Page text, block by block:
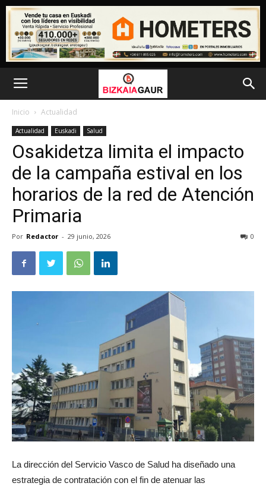
Inicio Actualidad
Actualidad Euskadi Salud
Osakidetza limita el impacto
de la campaña estival en los
horarios de la red de Atención
Primaria
Por Redactor - 29 junio, 2026 0
La dirección del Servicio Vasco de Salud ha diseñado una
estrategia de contratación con el fin de atenuar las